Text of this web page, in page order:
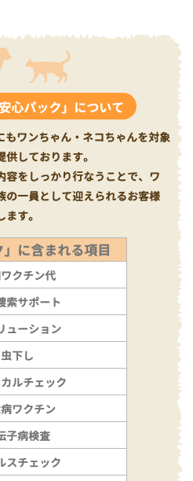
心パック」について
ワンちゃん・ネコちゃんを対象
しております。
容をしっかり行なうことで、ワ
の一員として迎えられるお客様
す。
」に含まれる項目
クチン代
索サポート
ューション
虫下し
ルチェック
ワクチン
子病検査
スチェック